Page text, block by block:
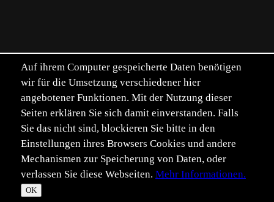
Auf ihrem Computer gespeicherte Daten benötigen
wir für die Umsetzung verschiedener hier
angebotener Funktionen. Mit der Nutzung dieser
Seiten erklären Sie sich damit einverstanden. Falls
Sie das nicht sind, blockieren Sie bitte in den
Einstellungen ihres Browsers Cookies und andere
Mechanismen zur Speicherung von Daten, oder
verlassen Sie diese Webseiten. Mehr Informationen.
OK